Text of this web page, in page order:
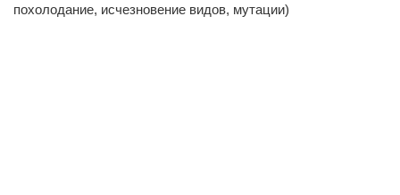
похолодание, исчезновение видов, мутации)